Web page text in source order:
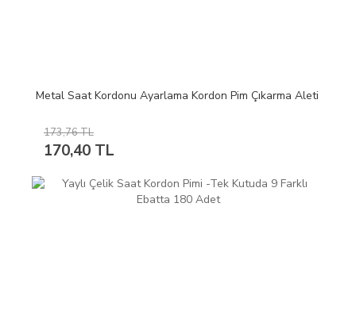
Metal Saat Kordonu Ayarlama Kordon Pim Çıkarma Aleti
173,76 TL
170,40 TL